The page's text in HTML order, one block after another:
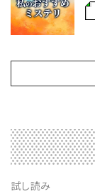
試し読み